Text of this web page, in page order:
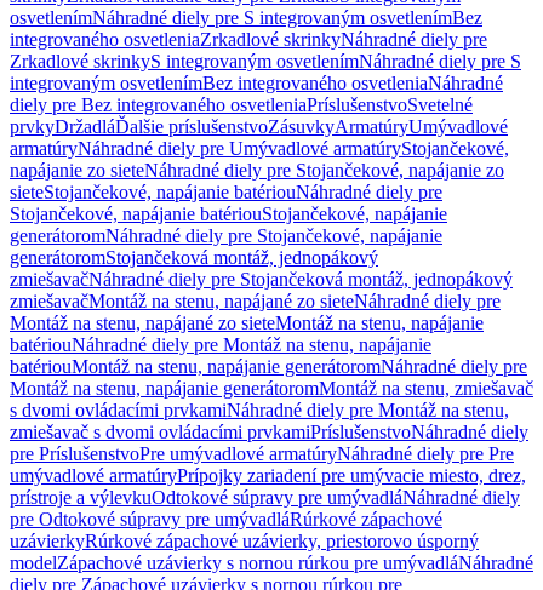
osvetlenímNáhradné diely pre S integrovaným osvetlenímBez
integrovaného osvetleniaZrkadlové skrinkyNáhradné diely pre
Zrkadlové skrinkyS integrovaným osvetlenímNáhradné diely pre S
integrovaným osvetlenímBez integrovaného osvetleniaNáhradné
diely pre Bez integrovaného osvetleniaPríslušenstvoSvetelné
prvkyDržadláĎalšie príslušenstvoZásuvkyArmatúryUmývadlové
armatúryNáhradné diely pre Umývadlové armatúryStojančekové,
napájanie zo sieteNáhradné diely pre Stojančekové, napájanie zo
sieteStojančekové, napájanie batériouNáhradné diely pre
Stojančekové, napájanie batériouStojančekové, napájanie
generátoromNáhradné diely pre Stojančekové, napájanie
generátoromStojančeková montáž, jednopákový
zmiešavačNáhradné diely pre Stojančeková montáž, jednopákový
zmiešavačMontáž na stenu, napájané zo sieteNáhradné diely pre
Montáž na stenu, napájané zo sieteMontáž na stenu, napájanie
batériouNáhradné diely pre Montáž na stenu, napájanie
batériouMontáž na stenu, napájanie generátoromNáhradné diely pre
Montáž na stenu, napájanie generátoromMontáž na stenu, zmiešavač
s dvomi ovládacími prvkamiNáhradné diely pre Montáž na stenu,
zmiešavač s dvomi ovládacími prvkamiPríslušenstvoNáhradné diely
pre PríslušenstvoPre umývadlové armatúryNáhradné diely pre Pre
umývadlové armatúryPrípojky zariadení pre umývacie miesto, drez,
prístroje a výlevkuOdtokové súpravy pre umývadláNáhradné diely
pre Odtokové súpravy pre umývadláRúrkové zápachové
uzávierkyRúrkové zápachové uzávierky, priestorovo úsporný
modelZápachové uzávierky s nornou rúrkou pre umývadláNáhradné
diely pre Zápachové uzávierky s nornou rúrkou pre